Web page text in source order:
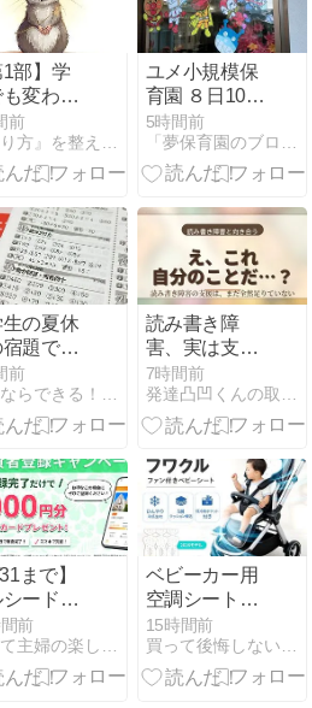
紹介
1部】学
も変わら
た私
「見る場
変えた
前
ユメ小規模保
育園 ８日10日
（月）
5時間前
の夏休
題でイ
するこ
前
読み書き障
害、実は支援
が全然足りて
いない話
7時間前
31まで】
シード完
でアマ
円
資すれ
前
ベビーカー用
空調シート・
扇風機【もう
迷わない！悩
まない！失敗
15時間前